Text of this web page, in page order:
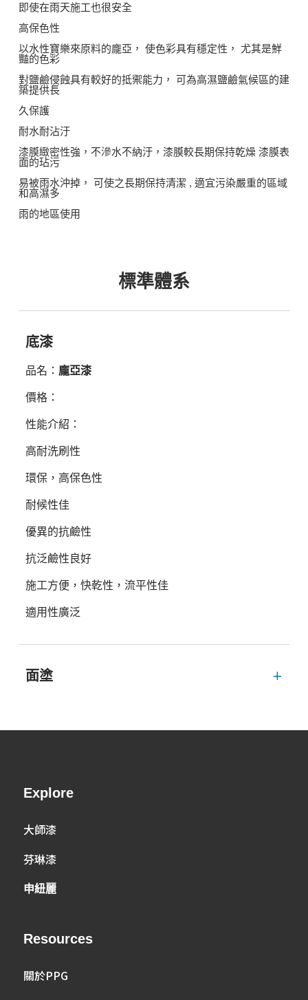
即使在雨天施工也很安全
高保色性
以水性寶樂來原料的龐亞， 使色彩具有穩定性， 尤其是鮮
豔的色彩
對鹽鹼侵蝕具有較好的抵禦能力， 可為高濕鹽鹼氣候區的建
築提供長
久保護
耐水耐沾汙
漆膜緻密性強，不滲水不納汙，漆膜較長期保持乾燥 漆膜表
面的玷污
易被雨水沖掉， 可使之長期保持清潔 , 適宜污染嚴重的區域
和高濕多
雨的地區使用
標準體系
底漆
品名： 龐亞漆
價格：
性能介紹：
高耐洗刷性
環保，高保色性
耐候性佳
優異的抗鹼性
抗泛鹼性良好
施工方便，快乾性，流平性佳
適用性廣泛
面塗
Explore
大師漆
芬琳漆
申紐麗
Resources
關於PPG